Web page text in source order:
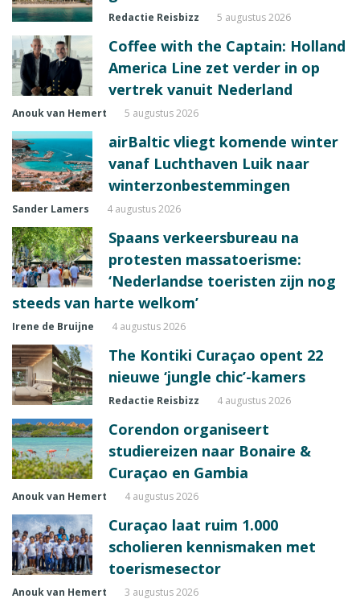
Redactie Reisbizz 5 augustus 2026
Coffee with the Captain: Holland
America Line zet verder in op
vertrek vanuit Nederland
Anouk van Hemert 5 augustus 2026
airBaltic vliegt komende winter
vanaf Luchthaven Luik naar
winterzonbestemmingen
Sander Lamers 4 augustus 2026
Spaans verkeersbureau na
protesten massatoerisme:
‘Nederlandse toeristen zijn nog
steeds van harte welkom’
Irene de Bruijne 4 augustus 2026
The Kontiki Curaçao opent 22
nieuwe ‘jungle chic’-kamers
Redactie Reisbizz 4 augustus 2026
Corendon organiseert
studiereizen naar Bonaire &
Curaçao en Gambia
Anouk van Hemert 4 augustus 2026
Curaçao laat ruim 1.000
scholieren kennismaken met
toerismesector
Anouk van Hemert 3 augustus 2026